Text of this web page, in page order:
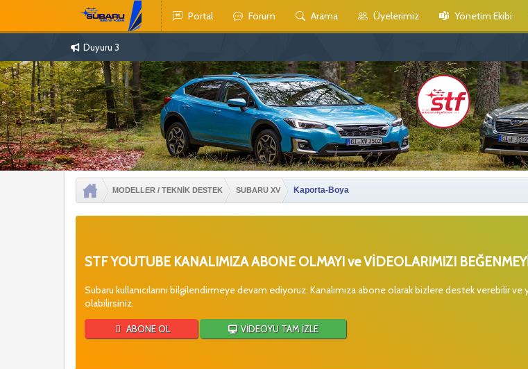
Portal Forum Arama Üyelerimiz Yönetim Ekibi
Duyuru 3
MODELLER / TEKNİK DESTEK SUBARU XV Kaporta-Boya
STF YOUTUBE KANALIMIZA ABONE OLMAYI ve VİDEOLARIMIZI
Subaru kullanıcılarını bilgilendirmeye devam ediyoruz. Kanalımıza abone olarak bizlere destek verebilir
olabilirsiniz.
ABONE OL VİDEOYU TAM İZLE